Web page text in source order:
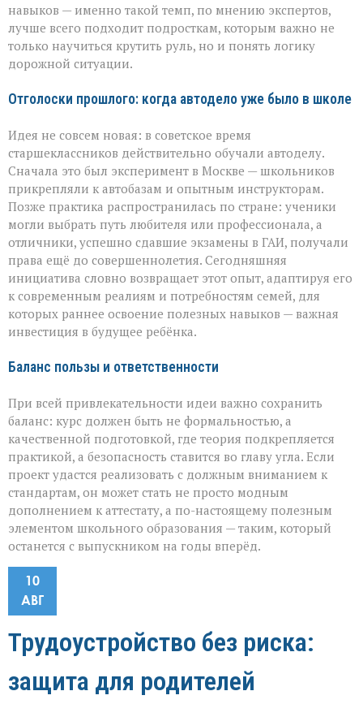
навыков — именно такой темп, по мнению экспертов,
лучше всего подходит подросткам, которым важно не
только научиться крутить руль, но и понять логику
дорожной ситуации.
Отголоски прошлого: когда автодело уже было в школе
Идея не совсем новая: в советское время
старшеклассников действительно обучали автоделу.
Сначала это был эксперимент в Москве — школьников
прикрепляли к автобазам и опытным инструкторам.
Позже практика распространилась по стране: ученики
могли выбрать путь любителя или профессионала, а
отличники, успешно сдавшие экзамены в ГАИ, получали
права ещё до совершеннолетия. Сегодняшняя
инициатива словно возвращает этот опыт, адаптируя его
к современным реалиям и потребностям семей, для
которых раннее освоение полезных навыков — важная
инвестиция в будущее ребёнка.
Баланс пользы и ответственности
При всей привлекательности идеи важно сохранить
баланс: курс должен быть не формальностью, а
качественной подготовкой, где теория подкрепляется
практикой, а безопасность ставится во главу угла. Если
проект удастся реализовать с должным вниманием к
стандартам, он может стать не просто модным
дополнением к аттестату, а по-настоящему полезным
элементом школьного образования — таким, который
останется с выпускником на годы вперёд.
10
АВГ
Трудоустройство без риска:
защита для родителей